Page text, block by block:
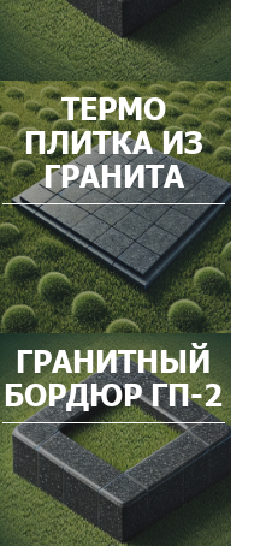
ТЕРМО
ПЛИТКА ИЗ
ГРАНИТА
ГРАНИТНЫЙ
БОРДЮР ГП-2